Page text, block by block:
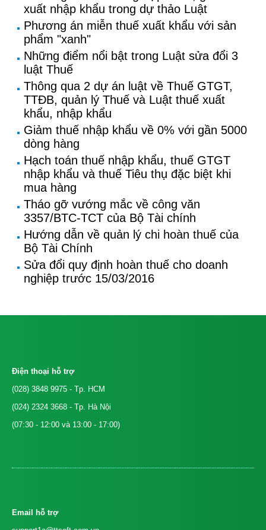
xuất nhập khẩu trong dự thảo Luật
Phương án miễn thuế xuất khẩu với sản
phẩm "xanh"
Những điểm nổi bật trong Luật sửa đổi 3
luật Thuế
Thông qua 2 dự án luật về Thuế GTGT,
TTĐB, quản lý Thuế và Luật thuế xuất
khẩu, nhập khẩu
Giảm thuế nhập khẩu về 0% với gần 5000
dòng hàng
Hạch toán thuế nhập khẩu, thuế GTGT
nhập khẩu và thuế Tiêu thụ đặc biệt khi
mua hàng
Tháo gỡ vướng mắc về công văn
3357/BTC-TCT của Bộ Tài chính
Hướng dẫn về quản lý chi hoàn thuế của
Bộ Tài Chính
Sửa đổi quy định hoàn thuế cho doanh
nghiệp trước 15/03/2016
Điện thoại hỗ trợ
(028) 3848 9975 - Tp. HCM
(024) 2324 3668 - Tp. Hà Nội
(07:30 - 12:00 và 13:00 - 17:00)
Email hỗ trợ